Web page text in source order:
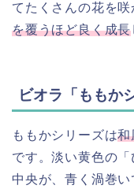
てたくさんの花を
を覆うほど良く成長
ビオラ「ももか
ももかシリーズは和
です。淡い黄色の
中央が、青く渦巻い